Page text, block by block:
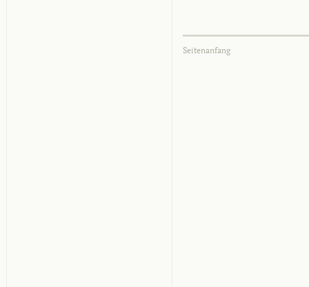
Seitenanfang